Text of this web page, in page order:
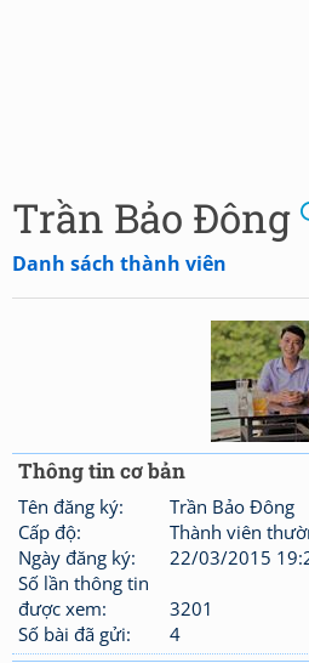
Trần Bảo Đông
Danh sách thành viên
Thông tin cơ bản
Tên đăng ký:
Trần Bảo Đông
Cấp độ:
Thành viên
Ngày đăng ký:
22/03/2015
Số lần thông tin
được xem:
3201
Số bài đã gửi:
4